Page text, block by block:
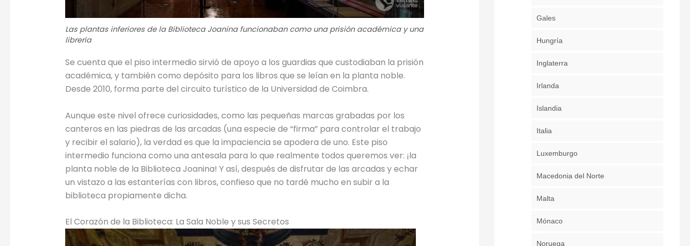
Las plantas inferiores de la Biblioteca Joanina funcionaban como una prisión académica y una
librería
Se cuenta que el piso intermedio sirvió de apoyo a los guardias que custodiaban la prisión
académica, y también como depósito para los libros que se leían en la planta noble.
Desde 2010, forma parte del circuito turístico de la Universidad de Coimbra.
Aunque este nivel ofrece curiosidades, como las pequeñas marcas grabadas por los
canteros en las piedras de las arcadas (una especie de “firma” para controlar el trabajo
y recibir el salario), la verdad es que la impaciencia se apodera de uno. Este piso
intermedio funciona como una antesala para lo que realmente todos queremos ver: ¡la
planta noble de la Biblioteca Joanina! Y así, después de disfrutar de las arcadas y echar
un vistazo a las estanterías con libros, confieso que no tardé mucho en subir a la
biblioteca propiamente dicha.
El Corazón de la Biblioteca: La Sala Noble y sus Secretos
Gales
Hungría
Inglaterra
Irlanda
Islandia
Italia
Luxemburgo
Macedonia del Norte
Malta
Mónaco
Noruega